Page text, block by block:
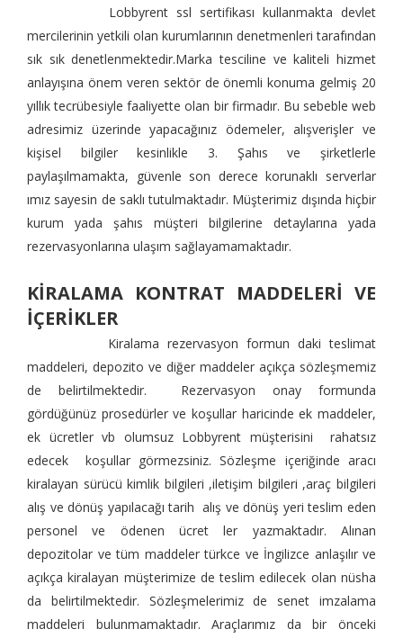
Lobbyrent ssl sertifikası kullanmakta devlet
mercilerinin yetkili olan kurumlarının denetmenleri tarafından
sık sık denetlenmektedir.Marka tesciline ve kaliteli hizmet
anlayışına önem veren sektör de önemli konuma gelmiş 20
yıllık tecrübesiyle faaliyette olan bir firmadır. Bu sebeble web
adresimiz üzerinde yapacağınız ödemeler, alışverişler ve
kişisel bilgiler kesinlikle 3. Şahıs ve şirketlerle
paylaşılmamakta, güvenle son derece korunaklı serverlar
ımız sayesin de saklı tutulmaktadır. Müşterimiz dışında hiçbir
kurum yada şahıs müşteri bilgilerine detaylarına yada
rezervasyonlarına ulaşım sağlayamamaktadır.
KİRALAMA KONTRAT MADDELERİ VE
İÇERİKLER
Kiralama rezervasyon formun daki teslimat
maddeleri, depozito ve diğer maddeler açıkça sözleşmemiz
de belirtilmektedir. Rezervasyon onay formunda
gördüğünüz prosedürler ve koşullar haricinde ek maddeler,
ek ücretler vb olumsuz Lobbyrent müşterisini rahatsız
edecek koşullar görmezsiniz. Sözleşme içeriğinde aracı
kiralayan sürücü kimlik bilgileri ,iletişim bilgileri ,araç bilgileri
alış ve dönüş yapılacağı tarih alış ve dönüş yeri teslim eden
personel ve ödenen ücret ler yazmaktadır. Alınan
depozitolar ve tüm maddeler türkce ve İngilizce anlaşılır ve
açıkça kiralayan müşterimize de teslim edilecek olan nüsha
da belirtilmektedir. Sözleşmelerimiz de senet imzalama
maddeleri bulunmamaktadır. Araçlarımız da bir önceki